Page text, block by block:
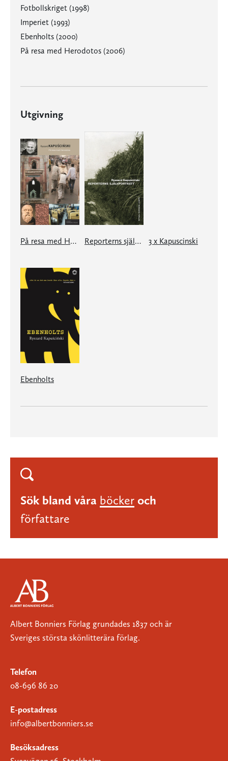
Fotbollskriget (1998)
Imperiet (1993)
Ebenholts (2000)
På resa med Herodotos (2006)
Utgivning
På resa med Herodotos Reporterns självporträtt 3 x Kapuscinski
Ebenholts
Sök bland våra böcker och
författare
Albert Bonniers Förlag grundades 1837 och är
Sveriges största skönlitterära förlag.
Telefon
08-696 86 20
E-postadress
info@albertbonniers.se
Besöksadress